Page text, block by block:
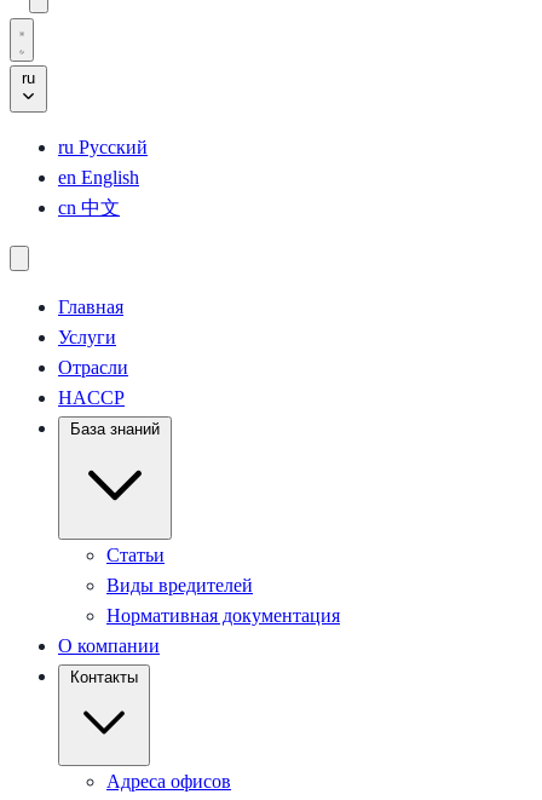
ru
ru Русский
en English
cn 中文
Главная
Услуги
Отрасли
HACCP
База знаний
Статьи
Виды вредителей
Нормативная документация
О компании
Контакты
Адреса офисов